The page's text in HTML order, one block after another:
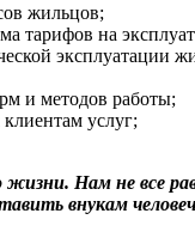
жильцов;
тарифов на
эксплуатации
и методов работы;
услуг;
жизни. Нам не все
внукам